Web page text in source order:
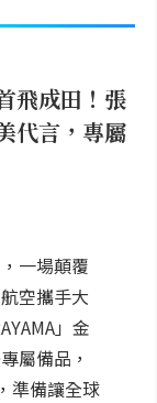
飛成田！張
代言，專屬
一場顛覆
空攜手大
」金
屬備品，
準備讓全球